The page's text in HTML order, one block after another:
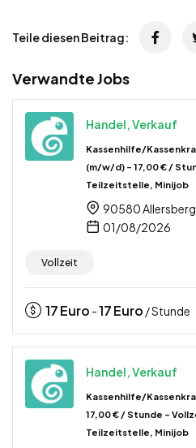
Teile diesen Beitrag:
Verwandte Jobs
Handel, Verkauf
Kassenhilfe/
(m/w/d) – 17,00 € /
Teilzeitstelle, Minijob
90580
01/08/2026
Vollzeit
17Euro -17Euro / Stunde
Handel, Verkauf
Kassenhilfe/
17,00 € / Stunde –
Teilzeitstelle, Minijob